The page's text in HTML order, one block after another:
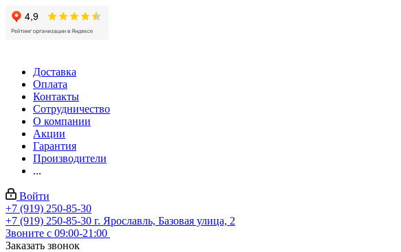
Доставка
Оплата
Контакты
Сотрудничество
О компании
Акции
Гарантия
Производители
...
Войти
+7 (919) 250-85-30
+7 (919) 250-85-30 г. Ярославль, Базовая улица, 2
Звоните с 09:00-21:00
Заказать звонок